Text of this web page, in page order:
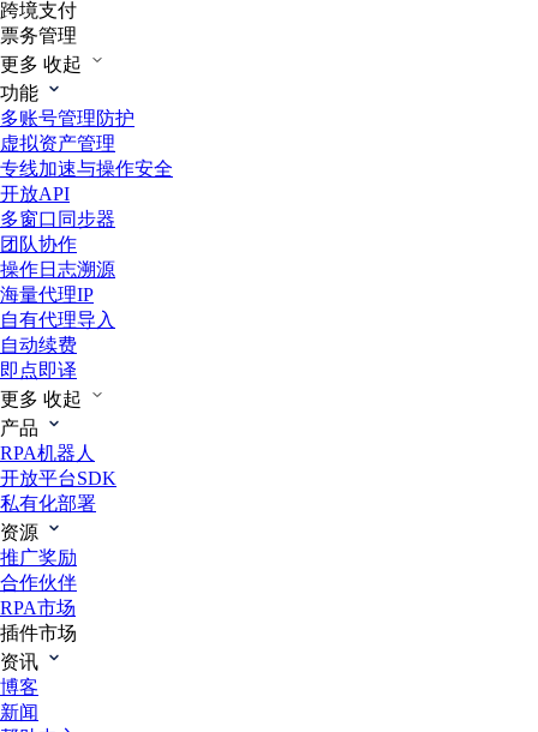
跨境支付
票务管理
更多 收起
功能
多账号管理防护
虚拟资产管理
专线加速与操作安全
开放API
多窗口同步器
团队协作
操作日志溯源
海量代理IP
自有代理导入
自动续费
即点即译
更多 收起
产品
RPA机器人
开放平台SDK
私有化部署
资源
推广奖励
合作伙伴
RPA市场
插件市场
资讯
博客
新闻